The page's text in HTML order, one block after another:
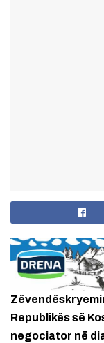
Republikës së
negociator në